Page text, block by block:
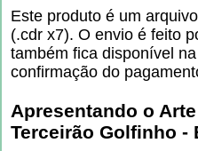
Este produto é um
(.cdr x7). O envio é feito
também fica disponível
confirmação do
Apresentando o
Terceirão Golfinho -